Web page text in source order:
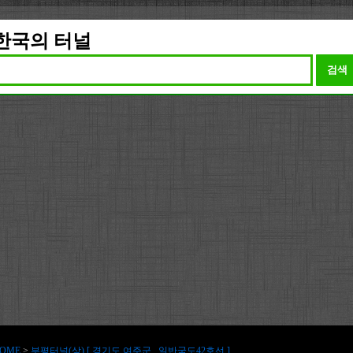
국의 터널
검색
> 부평터널(상) [ 경기도 여주군 , 일반국도42호선 ]